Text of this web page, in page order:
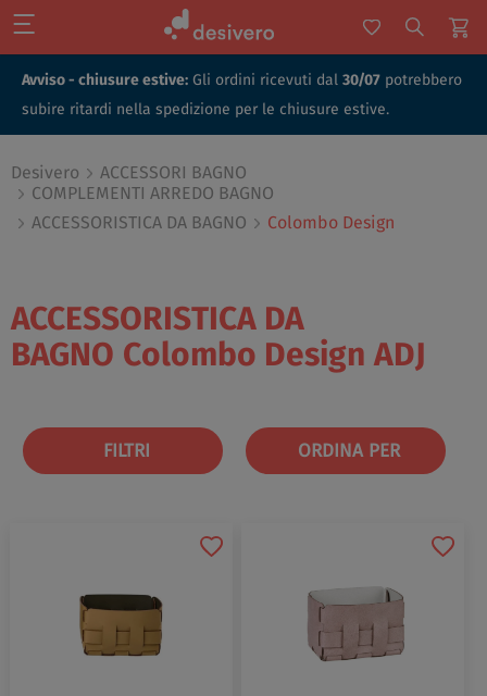
Avviso - chiusure estive: Gli ordini ricevuti dal 30/07 potrebbero
subire ritardi nella spedizione per le chiusure estive.
Desivero
ACCESSORI BAGNO
COMPLEMENTI ARREDO BAGNO
ACCESSORISTICA DA BAGNO
Colombo Design
ACCESSORISTICA DA
BAGNO Colombo Design ADJ
FILTRI ORDINA PER